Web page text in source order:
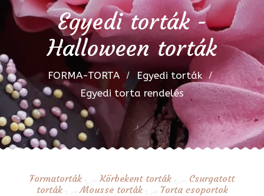
Egyedi torták -
Halloween torták
FORMA-TORTA
Egyedi torták
Egyedi torta rendelés
Formatorták Körbekent torták
Csurgatott
torták
Mousse torták Torta csoportok